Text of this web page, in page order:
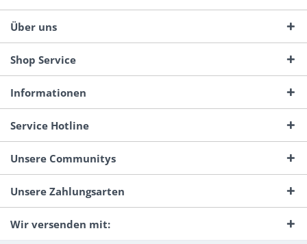
Über uns
Shop Service
Informationen
Service Hotline
Unsere Communitys
Unsere Zahlungsarten
Wir versenden mit: